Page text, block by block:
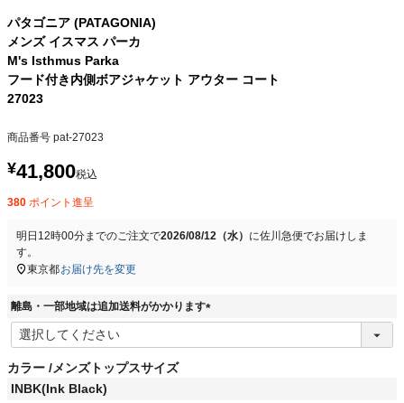
パタゴニア (PATAGONIA)
メンズ イスマス パーカ
M's Isthmus Parka
フード付き内側ボアジャケット アウター コート
27023
商品番号 pat-27023
¥41,800税込
380 ポイント進呈
明日 12時00分までのご注文で2026/08/12（水） に佐川急便でお届けしま
す。
東京都お届け先を変更
離島・一部地域は追加送料がかかります
(
カラー
メンズトップスサイズ
INBK(Ink Black)